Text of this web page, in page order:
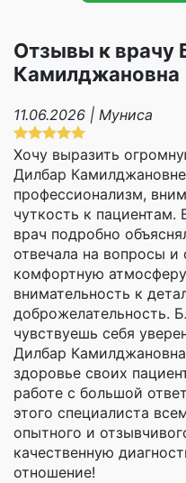
Отзывы к врачу
Камилджановна
11.06.2026 | Муниса
Хочу выразить
Дилбар
профессионализм,
чуткость к пациентам.
врач подробно
отвечала на вопросы и
комфортную
внимательность к
доброжелательность.
чувствуешь себя
Дилбар
здоровье своих
работе с большой
этого специалиста
опытного и
качественную
отношение!